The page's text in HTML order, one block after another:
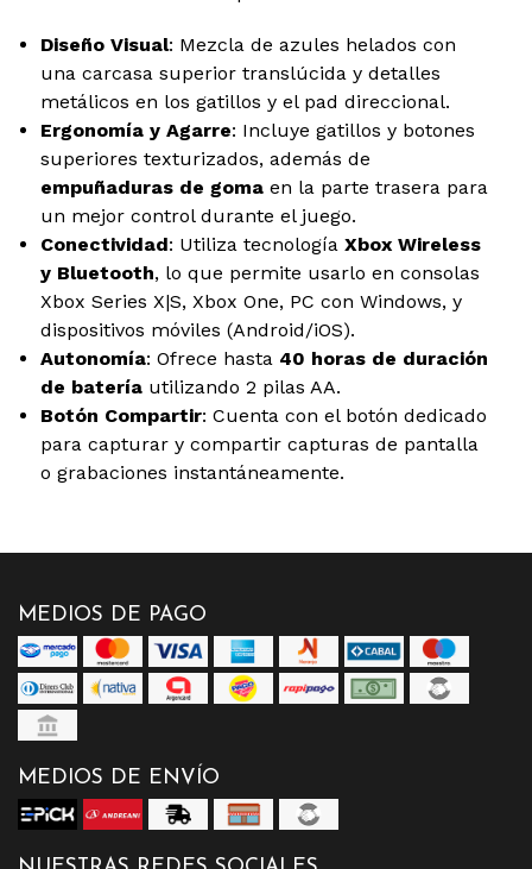
Diseño Visual: Mezcla de azules helados con
una carcasa superior translúcida y detalles
metálicos en los gatillos y el pad direccional.
Ergonomía y Agarre: Incluye gatillos y botones
superiores texturizados, además de
empuñaduras de gomaen la parte trasera para
un mejor control durante el juego.
Conectividad: Utiliza tecnología Xbox Wireless
y Bluetooth, lo que permite usarlo en consolas
Xbox Series X|S, Xbox One, PC con Windows, y
dispositivos móviles (Android/iOS).
Autonomía: Ofrece hasta 40 horas de duración
de bateríautilizando 2 pilas AA.
Botón Compartir: Cuenta con el botón dedicado
para capturar y compartir capturas de pantalla
o grabaciones instantáneamente.
MEDIOS DE PAGO
MEDIOS DE ENVÍO